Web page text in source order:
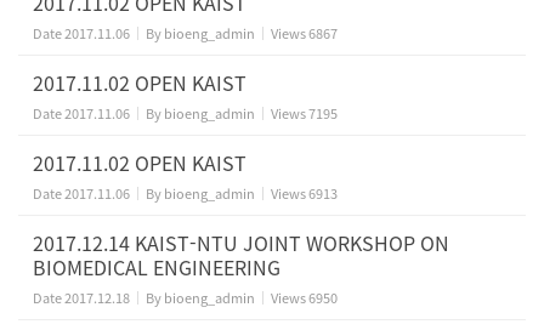
Date2017.11.06 Bybioeng_admin Views6867
2017.11.02 OPEN KAIST
Date2017.11.06 Bybioeng_admin Views7195
2017.11.02 OPEN KAIST
Date2017.11.06 Bybioeng_admin Views6913
2017.12.14 KAIST-NTU JOINT WORKSHOP ON
BIOMEDICAL ENGINEERING
Date2017.12.18 Bybioeng_admin Views6950